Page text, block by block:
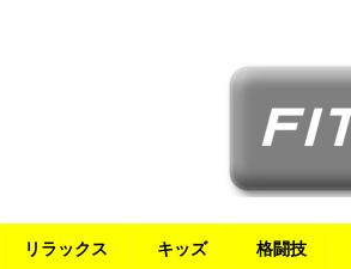
リラックス キッズ 格闘技